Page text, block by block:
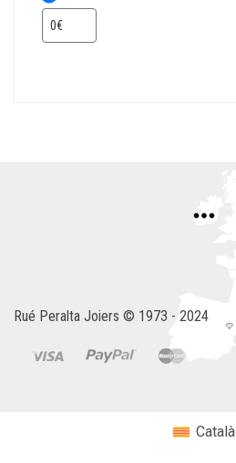
Rué Peralta Joiers © 1973 - 2024
Català